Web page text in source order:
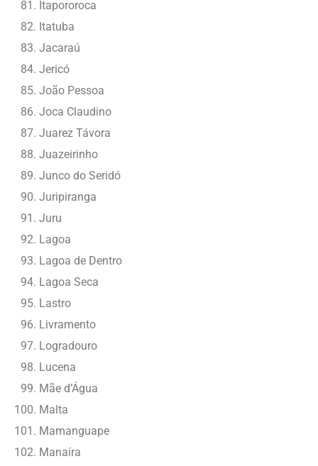
Itapororoca
Itatuba
Jacaraú
Jericó
João Pessoa
Joca Claudino
Juarez Távora
Juazeirinho
Junco do Seridó
Juripiranga
Juru
Lagoa
Lagoa de Dentro
Lagoa Seca
Lastro
Livramento
Logradouro
Lucena
Mãe d’Água
Malta
Mamanguape
Manaíra